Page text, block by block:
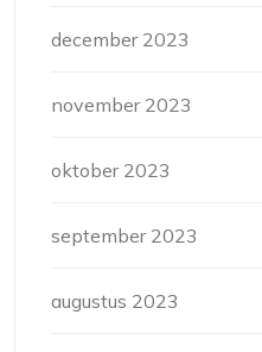
december 2023
november 2023
oktober 2023
september 2023
augustus 2023